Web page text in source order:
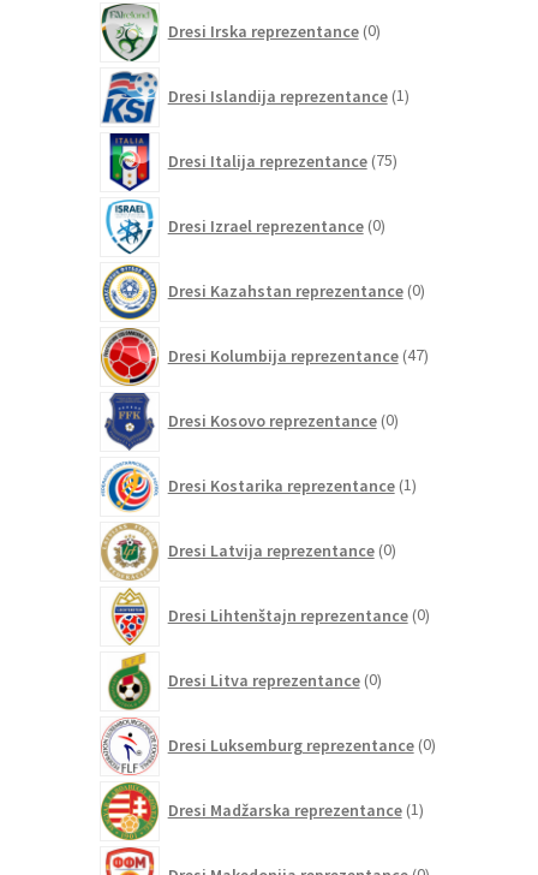
Dresi Irska reprezentance 0izdelkov
Dresi Islandija reprezentance 1izdelek
Dresi Italija reprezentance 75izdelkov
Dresi Izrael reprezentance 0izdelkov
Dresi Kazahstan reprezentance 0izdelkov
Dresi Kolumbija reprezentance 47izdelkov
Dresi Kosovo reprezentance 0izdelkov
Dresi Kostarika reprezentance 1izdelek
Dresi Latvija reprezentance 0izdelkov
Dresi Lihtenštajn reprezentance 0izdelkov
Dresi Litva reprezentance 0izdelkov
Dresi Luksemburg reprezentance 0izdelkov
Dresi Madžarska reprezentance 1izdelek